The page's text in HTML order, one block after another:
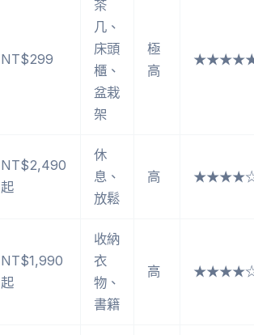
NT$299
茶
几、
床頭
櫃、
盆栽
架
極
高
NT$2,490
起
休
息、
放鬆
高
NT$1,990
起
收納
衣
物、
書籍
高